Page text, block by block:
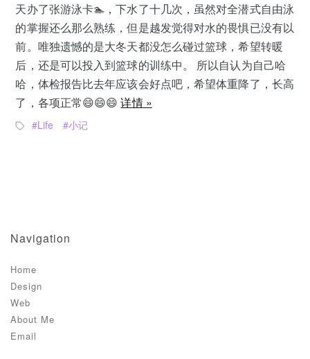
天办了张游泳卡🏊，下水了十几次，虽然对全潜式自由泳
的掌握还么那么熟练，但是越发觉得对水的畏惧已没有以
前。唯独遗憾的是大冬天都没怎么碰过篮球，希望转暖
后，还是可以投入到篮球的训练中。 所以自认为自己哈
哈，体检报告比去年应该会好点吧，希望体重降了，长高
了，各项正常😄😄😄详情 »
Life 小记
Navigation
Home
Design
Web
About Me
Email